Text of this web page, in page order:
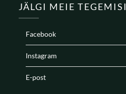
JÄLGI MEIE TEGEMISI
Facebook
Instagram
E-post